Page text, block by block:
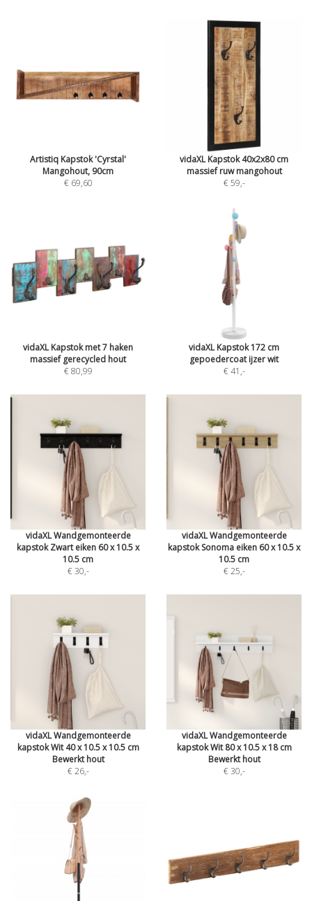
Artistiq Kapstok 'Cyrstal'
Mangohout, 90cm
€ 69,60
vidaXL Kapstok 40x2x80 cm
massief ruw mangohout
€ 59,-
vidaXL Kapstok met 7 haken
massief gerecycled hout
€ 80,99
vidaXL Kapstok 172 cm
gepoedercoat ijzer wit
€ 41 ,-
vidaXL Wandgemonteerde
kapstok Zwart eiken 60 x 10.5 x
10.5 cm
€ 30,-
vidaXL Wandgemonteerde
kapstok Sonoma eiken 60 x 10.5 x
10.5 cm
€ 25,-
vidaXL Wandgemonteerde
kapstok Wit 40 x 10.5 x 10.5 cm
Bewerkt hout
€ 26,-
vidaXL Wandgemonteerde
kapstok Wit 80 x 10.5 x 18 cm
Bewerkt hout
€ 30,-